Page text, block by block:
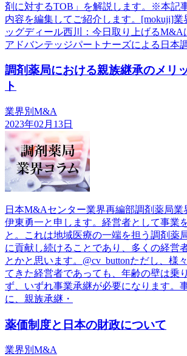
剤に対するTOB」を解説します。※本記
内容を編集してご紹介します。[mokuji]業
ッグディール西川：今日取り上げるM&A
アドバンテッジパートナーズによる日本
調剤薬局における親族継承のメリ
ト
業界別M&A
2023年02月13日
日本M&Aセンター業界再編部調剤薬局業
伊東勇一と申します。経営者として事業
と。これは地域医療の一端を担う調剤薬
に貢献し続けることであり、多くの経営
とかと思います。@cv_buttonただし、様
てきた経営者であっても、年齢の壁は乗
ず、いずれ事業承継が必要になります。
に、親族承継・
薬価制度と日本の財政について
業界別M&A